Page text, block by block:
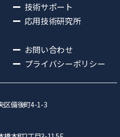
技術サポート
応用技術研究所
お問い合わせ
プライバシーポリシー
区備後町4-1-3